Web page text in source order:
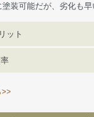
装可能だが、劣化も早
ット